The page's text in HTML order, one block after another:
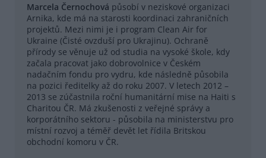
Marcela Černochová působí v neziskové organizaci
Arnika, kde má na starosti koordinaci zahraničních
projektů. Mezi nimi je i program Clean Air for
Ukraine (Čisté ovzduší pro Ukrajinu). Ochraně
přírody se věnuje už od studia na vysoké škole, kdy
začala pracovat jako dobrovolnice v Českém
nadačním fondu pro vydru, kde následně působila
na pozici ředitelky až do roku 2007. V letech 2012 –
2013 se zúčastnila roční humanitární mise na Haiti s
Charitou ČR. Má zkušenosti z veřejné správy a
korporátního sektoru - působila na ministerstvu pro
místní rozvoj a téměř devět let řídila Britskou
obchodní komoru v ČR.